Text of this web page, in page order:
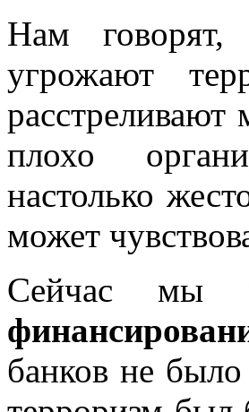
Нам
угрожают
плохо
настолько
может
Сейчас мы
банков не